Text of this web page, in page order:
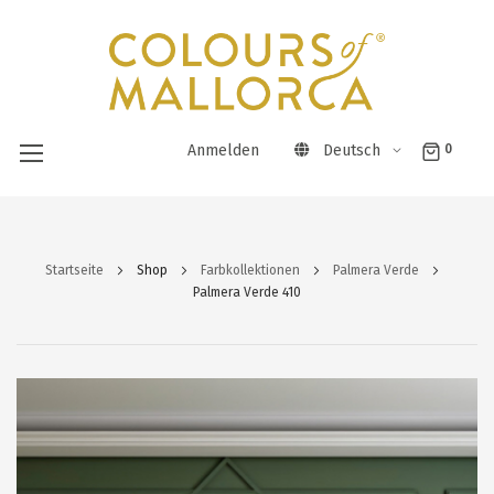
Anmelden Deutsch 0
Inhalt
Startseite Shop Farbkollektionen
Palmera Verde
Palmera Verde 410
Ende
der